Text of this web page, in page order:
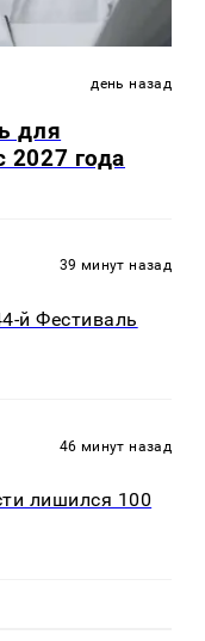
день назад
для
2027 года
39 минут назад
й Фестиваль
46 минут назад
лишился 100